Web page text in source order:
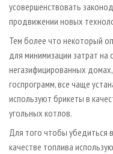
усовершенствовать
продвижении новых
Тем более что некоторый
для минимизации затрат на
негазифицированных
госпрограмм, все чаще
используют брикеты в
угольных котлов.
Для того чтобы убедиться
качестве топлива